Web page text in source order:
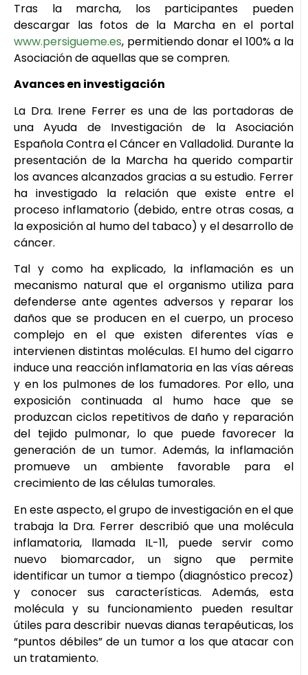
Tras la marcha, los participantes pueden
descargar las fotos de la Marcha en el portal
www.persigueme.es, permitiendo donar el 100% a la
Asociación de aquellas que se compren.
Avances en investigación
La Dra. Irene Ferrer es una de las portadoras de
una Ayuda de Investigación de la Asociación
Española Contra el Cáncer en Valladolid. Durante la
presentación de la Marcha ha querido compartir
los avances alcanzados gracias a su estudio. Ferrer
ha investigado la relación que existe entre el
proceso inflamatorio (debido, entre otras cosas, a
la exposición al humo del tabaco) y el desarrollo de
cáncer.
Tal y como ha explicado, la inflamación es un
mecanismo natural que el organismo utiliza para
defenderse ante agentes adversos y reparar los
daños que se producen en el cuerpo, un proceso
complejo en el que existen diferentes vías e
intervienen distintas moléculas. El humo del cigarro
induce una reacción inflamatoria en las vías aéreas
y en los pulmones de los fumadores. Por ello, una
exposición continuada al humo hace que se
produzcan ciclos repetitivos de daño y reparación
del tejido pulmonar, lo que puede favorecer la
generación de un tumor. Además, la inflamación
promueve un ambiente favorable para el
crecimiento de las células tumorales.
En este aspecto, el grupo de investigación en el que
trabaja la Dra. Ferrer describió que una molécula
inflamatoria, llamada IL-11, puede servir como
nuevo biomarcador, un signo que permite
identificar un tumor a tiempo (diagnóstico precoz)
y conocer sus características. Además, esta
molécula y su funcionamiento pueden resultar
útiles para describir nuevas dianas terapéuticas, los
“puntos débiles” de un tumor a los que atacar con
un tratamiento.